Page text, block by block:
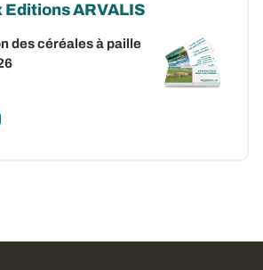
Editions ARVALIS
des céréales à paille